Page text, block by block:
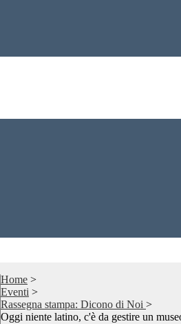
Home >
Eventi >
Rassegna stampa: Dicono di Noi >
Oggi niente latino, c'è da gestire un